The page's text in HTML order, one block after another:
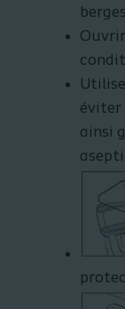
éviter
ainsi